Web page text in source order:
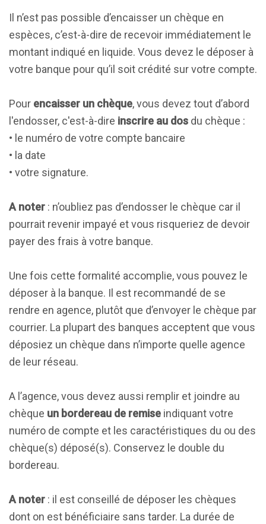
Il n’est pas possible d’encaisser un chèque en
espèces, c’est-à-dire de recevoir immédiatement le
montant indiqué en liquide. Vous devez le déposer à
votre banque pour qu’il soit crédité sur votre compte.
Pour encaisser un chèque, vous devez tout d’abord
l'endosser, c'est-à-dire inscrire au dos du chèque :
• le numéro de votre compte bancaire
• la date
• votre signature.
A noter : n’oubliez pas d’endosser le chèque car il
pourrait revenir impayé et vous risqueriez de devoir
payer des frais à votre banque.
Une fois cette formalité accomplie, vous pouvez le
déposer à la banque. Il est recommandé de se
rendre en agence, plutôt que d’envoyer le chèque par
courrier. La plupart des banques acceptent que vous
déposiez un chèque dans n’importe quelle agence
de leur réseau.
A l’agence, vous devez aussi remplir et joindre au
chèque un bordereau de remise indiquant votre
numéro de compte et les caractéristiques du ou des
chèque(s) déposé(s). Conservez le double du
bordereau.
A noter : il est conseillé de déposer les chèques
dont on est bénéficiaire sans tarder. La durée de